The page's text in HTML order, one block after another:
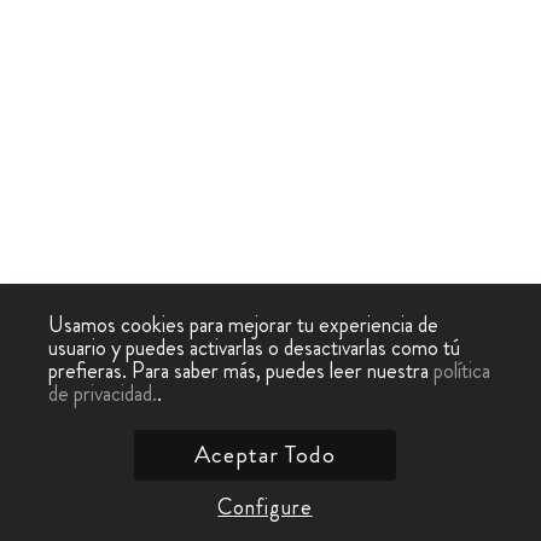
Usamos cookies para mejorar tu experiencia de
usuario y puedes activarlas o desactivarlas como tú
prefieras. Para saber más, puedes leer nuestrapolítica
de privacidad..
Configure
Aceptar Todo